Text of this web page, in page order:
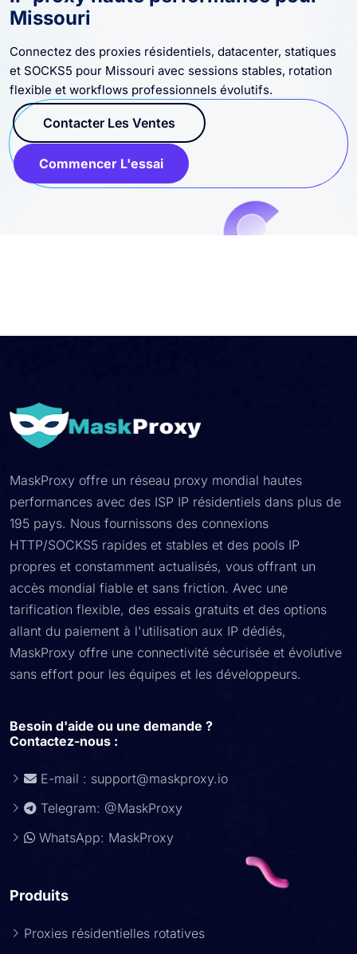
Missouri
Connectez des proxies résidentiels, datacenter, statiques
et SOCKS5 pour Missouri avec sessions stables, rotation
flexible et workflows professionnels évolutifs.
Contacter Les Ventes
Commencer L'essai
MaskProxy offre un réseau proxy mondial hautes
performances avec des ISP IP résidentiels dans plus de
195 pays. Nous fournissons des connexions
HTTP/SOCKS5 rapides et stables et des pools IP
propres et constamment actualisés, vous offrant un
accès mondial fiable et sans friction. Avec une
tarification flexible, des essais gratuits et des options
allant du paiement à l'utilisation aux IP dédiés,
MaskProxy offre une connectivité sécurisée et évolutive
sans effort pour les équipes et les développeurs.
Besoin d'aide ou une demande ?
Contactez-nous :
E-mail : support@maskproxy.io
Telegram: @MaskProxy
WhatsApp: MaskProxy
Produits
Proxies résidentielles rotatives